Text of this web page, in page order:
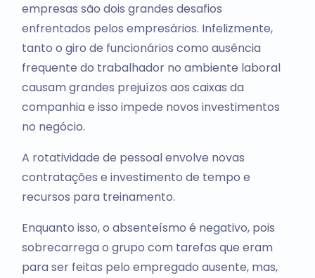
empresas são dois grandes desafios
enfrentados pelos empresários. Infelizmente,
tanto o giro de funcionários como ausência
frequente do trabalhador no ambiente laboral
causam grandes prejuízos aos caixas da
companhia e isso impede novos investimentos
no negócio.
A rotatividade de pessoal envolve novas
contratações e investimento de tempo e
recursos para treinamento.
Enquanto isso, o absenteísmo é negativo, pois
sobrecarrega o grupo com tarefas que eram
para ser feitas pelo empregado ausente, mas,